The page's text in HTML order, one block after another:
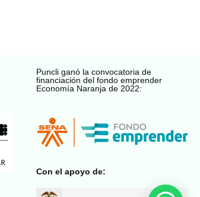
Puncli ganó la convocatoria de
financiación del fondo emprender
Economía Naranja de 2022:
Con el apoyo de: